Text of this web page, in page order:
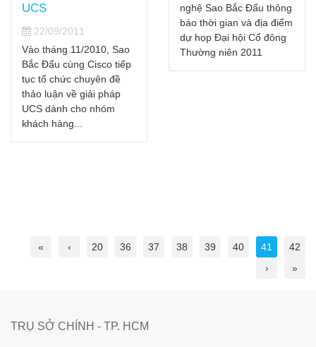
UCS
22/09/2011
Vào tháng 11/2010, Sao
Bắc Đẩu cùng Cisco tiếp
tục tổ chức chuyên đề
thảo luận về giải pháp
UCS dành cho nhóm
khách hàng...
nghệ Sao Bắc Đẩu thông
báo thời gian và địa điểm
dự họp Đại hội Cổ đông
Thường niên 2011
« ‹ 20 36 37 38 39 40 41
42
›
»
TRỤ SỞ CHÍNH - TP. HCM